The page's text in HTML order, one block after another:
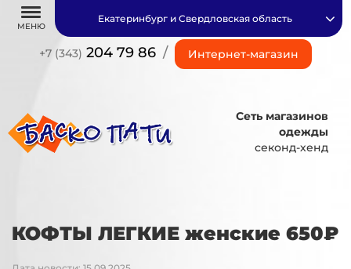
МЕНЮ
+7 (343) 204 79 86 / Интернет-магазин
Екатеринбург и Свердловская область
Сеть магазинов
одежды
секонд-хенд
КОФТЫ ЛЕГКИЕ женские 650₽